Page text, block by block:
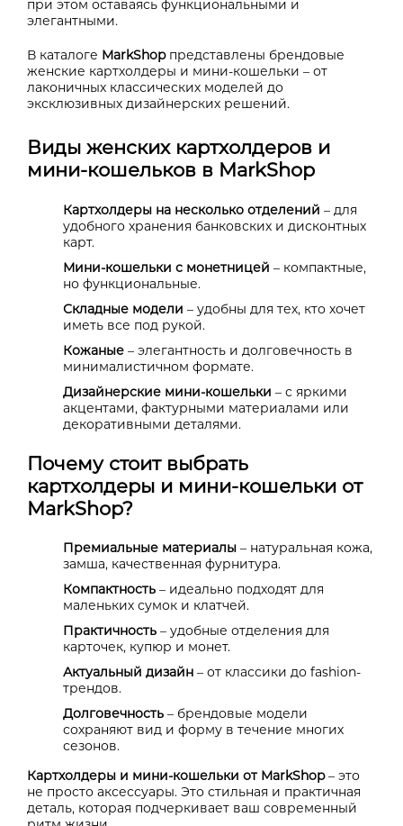
при этом оставаясь функциональными и
элегантными.
В каталоге MarkShopпредставлены брендовые
женские картхолдеры и мини-кошельки – от
лаконичных классических моделей до
эксклюзивных дизайнерских решений.
Виды женских картхолдеров и
мини-кошельков в MarkShop
Картхолдеры на несколько отделений – для
удобного хранения банковских и дисконтных
карт.
Мини-кошельки с монетницей – компактные,
но функциональные.
Складные модели – удобны для тех, кто хочет
иметь все под рукой.
Кожаные – элегантность и долговечность в
минималистичном формате.
Дизайнерские мини-кошельки – с яркими
акцентами, фактурными материалами или
декоративными деталями.
Почему стоит выбрать
картхолдеры и мини-кошельки от
MarkShop?
Премиальные материалы – натуральная кожа,
замша, качественная фурнитура.
Компактность – идеально подходят для
маленьких сумок и клатчей.
Практичность – удобные отделения для
карточек, купюр и монет.
Актуальный дизайн – от классики до fashion-
трендов.
Долговечность – брендовые модели
сохраняют вид и форму в течение многих
сезонов.
Картхолдеры и мини-кошельки от MarkShop– это
не просто аксессуары. Это стильная и практичная
деталь, которая подчеркивает ваш современный